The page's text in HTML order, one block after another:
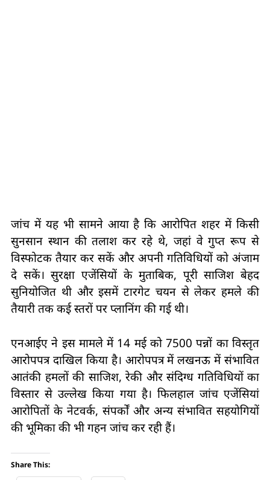
जांच में यह भी सामने आया है कि आरोपित शहर में किसी
सुनसान स्थान की तलाश कर रहे थे, जहां वे गुप्त रूप से
विस्फोटक तैयार कर सकें और अपनी गतिविधियों को अंजाम
दे सकें। सुरक्षा एजेंसियों के मुताबिक, पूरी साजिश बेहद
सुनियोजित थी और इसमें टारगेट चयन से लेकर हमले की
तैयारी तक कई स्तरों पर प्लानिंग की गई थी।
एनआईए ने इस मामले में 14 मई को 7500 पन्नों का विस्तृत
आरोपपत्र दाखिल किया है। आरोपपत्र में लखनऊ में संभावित
आतंकी हमलों की साजिश, रेकी और संदिग्ध गतिविधियों का
विस्तार से उल्लेख किया गया है। फिलहाल जांच एजेंसियां
आरोपितों के नेटवर्क, संपर्कों और अन्य संभावित सहयोगियों
की भूमिका की भी गहन जांच कर रही हैं।
Share This: